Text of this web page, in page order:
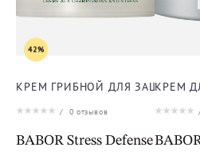
42%
КРЕМ ГРИБНОЙ ДЛЯ ЗАЩИТЫ
/ 0 отзывов
BABOR Stress Defense
КРЕМ